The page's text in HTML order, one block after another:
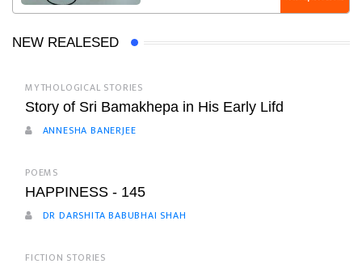
NEW REALESED
MYTHOLOGICAL STORIES
Story of Sri Bamakhepa in His Early Lifd
ANNESHA BANERJEE
POEMS
HAPPINESS - 145
DR DARSHITA BABUBHAI SHAH
FICTION STORIES